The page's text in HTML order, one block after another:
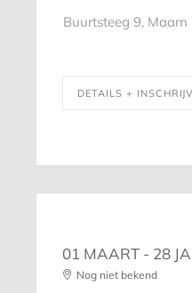
Buurtsteeg 9, Maarn
DETAILS +
01 MAART - 28
Nog niet bekend